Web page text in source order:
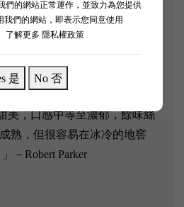
們的網站正常運作，並致力為您提供
我們的網站，即表示您同意使用
了解更多 隱私權政策
是 No 否
酒仍然呈現出美麗的深寶石紅/
驚嘆的芳香，包括藍色和黑色
美，口感中等至濃郁，餘味絲
熟，但很容易在冰冷的地窖
－Robert Parker